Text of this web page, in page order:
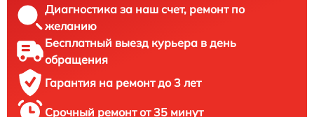
Диагностика за наш счет, ремонт по
желанию
Бесплатный выезд курьера в день
обращения
Гарантия на ремонт до 3 лет
Срочный ремонт от 35 минут